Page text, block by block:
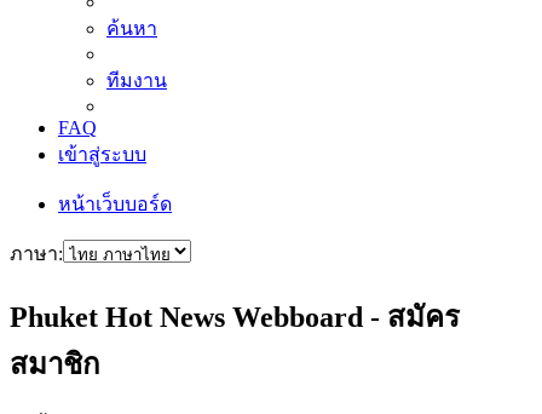
ค้นหา
ทีมงาน
FAQ
เข้าสู่ระบบ
หน้าเว็บบอร์ด
ภาษา:
Phuket Hot News Webboard - สมัคร
สมาชิก